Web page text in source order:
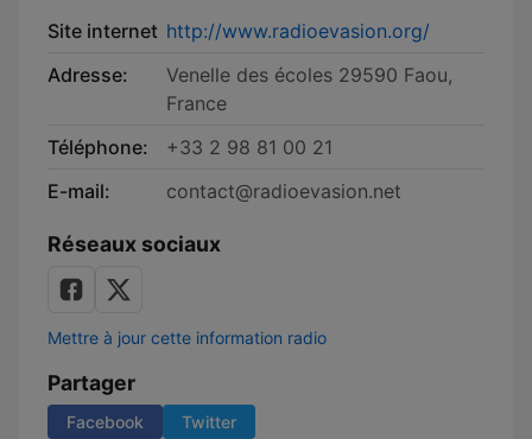
Site internet http://www.radioevasion.org/
Adresse:
Venelle des écoles 29590 Faou,
France
Téléphone:
+33 2 98 81 00 21
E-mail:
contact@radioevasion.net
Réseaux sociaux
Mettre à jour cette information radio
Partager
Facebook Twitter